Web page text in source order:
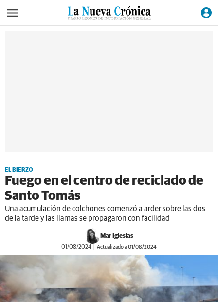
EL BIERZO
Fuego en el centro de reciclado de
Santo Tomás
Una acumulación de colchones comenzó a arder sobre las dos
de la tarde y las llamas se propagaron con facilidad
Mar Iglesias
01/08/2024 Actualizado a 01/08/2024